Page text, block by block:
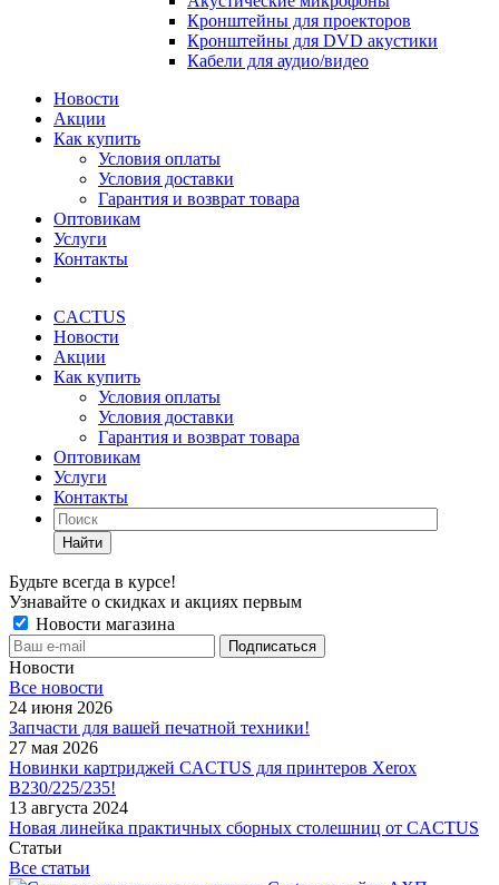
Кронштейны для проекторов
Кронштейны для DVD акустики
Кабели для аудио/видео
Новости
Акции
Как купить
Условия оплаты
Условия доставки
Гарантия и возврат товара
Оптовикам
Услуги
Контакты
CACTUS
Новости
Акции
Как купить
Условия оплаты
Условия доставки
Гарантия и возврат товара
Оптовикам
Услуги
Контакты
Найти
Будьте всегда в курсе!
Узнавайте о скидках и акциях первым
Новости магазина
Новости
Все новости
24 июня 2026
Запчасти для вашей печатной техники!
27 мая 2026
Новинки картриджей CACTUS для принтеров Xerox
B230/225/235!
13 августа 2024
Новая линейка практичных сборных столешниц от CACTUS
Статьи
Все статьи